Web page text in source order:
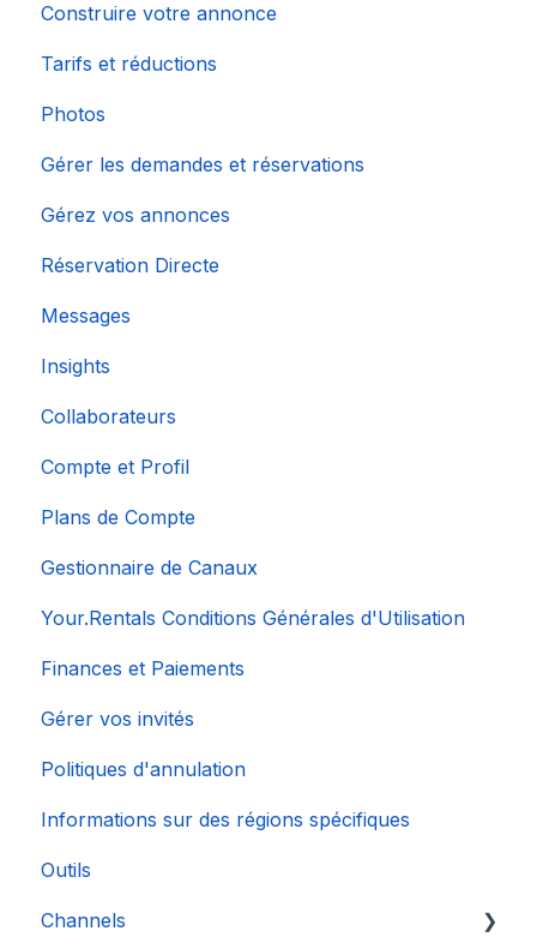
Construire votre annonce
Tarifs et réductions
Photos
Gérer les demandes et réservations
Gérez vos annonces
Réservation Directe
Messages
Insights
Collaborateurs
Compte et Profil
Plans de Compte
Gestionnaire de Canaux
Your.Rentals Conditions Générales d'Utilisation
Finances et Paiements
Gérer vos invités
Politiques d'annulation
Informations sur des régions spécifiques
Outils
Channels